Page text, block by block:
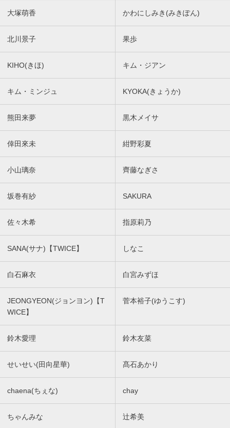
大塚萌香 かわにしみき(みきぽん)
北川景子 果歩
KIHO(きほ) キム・ジアン
キム・ミンジュ KYOKA(きょうか)
熊田来夢 黒木メイサ
倖田來未 紺野彩夏
小山璃奈 齊藤なぎさ
坂巻有紗 SAKURA
佐々木希 指原莉乃
SANA(サナ)【TWICE】 しなこ
白石麻衣 白宮みずほ
JEONGYEON(ジョンヨン)【T
WICE】
菅本裕子(ゆうこす)
鈴木愛理 鈴木友菜
せいせい(田向星華) 髙石あかり
chaena(ちぇな) chay
ちゃんみな 辻希美